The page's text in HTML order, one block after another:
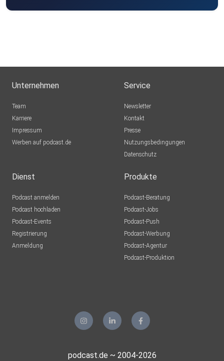
Unternehmen
Team
Karriere
Impressum
Werben auf podcast.de
Service
Newsletter
Kontakt
Presse
Nutzungsbedingungen
Datenschutz
Dienst
Podcast anmelden
Podcast hochladen
Podcast-Events
Registrierung
Anmeldung
Produkte
Podcast-Beratung
Podcast-Jobs
Podcast-Push
Podcast-Werbung
Podcast-Agentur
Podcast-Produktion
podcast.de ~ 2004-2026